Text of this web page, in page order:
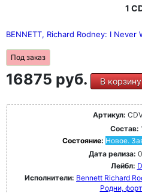
1
BENNETT, Richard Rodney: I Never
Под заказ
16875 руб. В корзину
Артикул:
Состав:
Состояние: Новое.
Дата релиза:
Лейбл:
Исполнители: Bennett Richard
Родни,